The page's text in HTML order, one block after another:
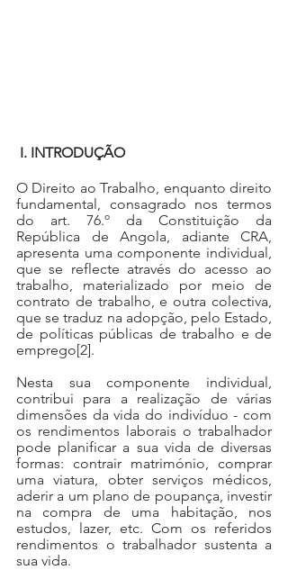
I. INTRODUÇÃO
O Direito ao Trabalho, enquanto direito
fundamental, consagrado nos termos
do art. 76.º da Constituição da
República de Angola, adiante CRA,
apresenta uma componente individual,
que se reflecte através do acesso ao
trabalho, materializado por meio de
contrato de trabalho, e outra colectiva,
que se traduz na adopção, pelo Estado,
de políticas públicas de trabalho e de
emprego[2].
Nesta sua componente individual,
contribui para a realização de várias
dimensões da vida do indivíduo - com
os rendimentos laborais o trabalhador
pode planificar a sua vida de diversas
formas: contrair matrimónio, comprar
uma viatura, obter serviços médicos,
aderir a um plano de poupança, investir
na compra de uma habitação, nos
estudos, lazer, etc. Com os referidos
rendimentos o trabalhador sustenta a
sua vida.